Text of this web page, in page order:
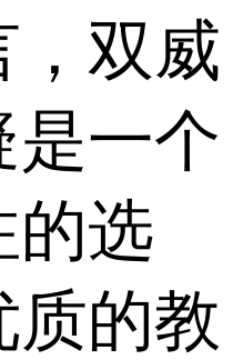
，双威
是一个
的选
质的教